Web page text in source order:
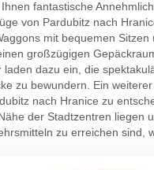
fantastische
von Pardubitz nach
mit bequemen Sitzen
großzügigen
laden dazu ein, die
zu bewundern. Ein
nach Hranice zu
der Stadtzentren liegen
zu erreichen sind,